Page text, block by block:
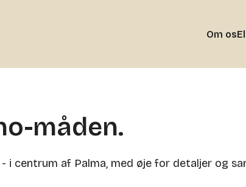
Om os
måden.
i centrum af Palma, med øje for detaljer og